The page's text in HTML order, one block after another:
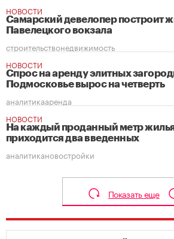
НОВОСТИ
Самарский девелопер построит
Павелецкого вокзала
строительствонедвижимость
НОВОСТИ
Спрос на аренду элитных
Подмосковье вырос на четверть
аналитикааренда
НОВОСТИ
На каждый проданный метр
приходится два введенных
аналитикановостройки
Показать еще